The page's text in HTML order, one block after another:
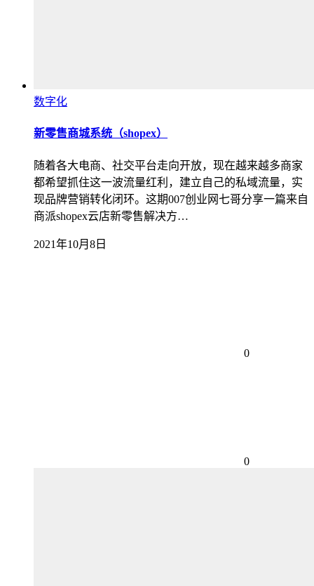
数字化
新零售商城系统（shopex）
随着各大电商、社交平台走向开放，现在越来越多商家
都希望抓住这一波流量红利，建立自己的私域流量，实
现品牌营销转化闭环。这期007创业网七哥分享一篇来自
商派shopex云店新零售解决方…
2021年10月8日
0
0